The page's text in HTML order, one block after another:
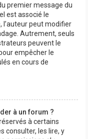
premier message du
est associé le
l’auteur peut modifier
Autrement, seuls
peuvent le
empêcher le
en cours de
à un forum ?
à certains
consulter, les lire, y